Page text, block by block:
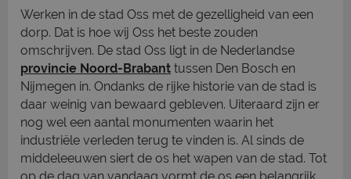
Werken in de stad Oss met de gezelligheid van een
dorp. Dat is hoe wij Oss het beste zouden
omschrijven. De stad Oss ligt in de Nederlandse
provincie Noord-Brabant tussen Den Bosch en
Nijmegen in. Ondanks de rijke historie van de stad is
daar weinig van bewaard gebleven. Uiteraard zijn er
nog wel een aantal monumenten waarin het
industriële verleden terug te vinden is. Al sinds de
middeleeuwen siert de os het wapen van de stad. Tot